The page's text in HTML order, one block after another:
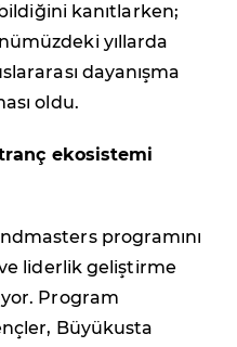
kanıtlarken;
yıllarda
dayanışma
oldu.
ekosistemi
programını
liderlik geliştirme
Program
Büyükusta